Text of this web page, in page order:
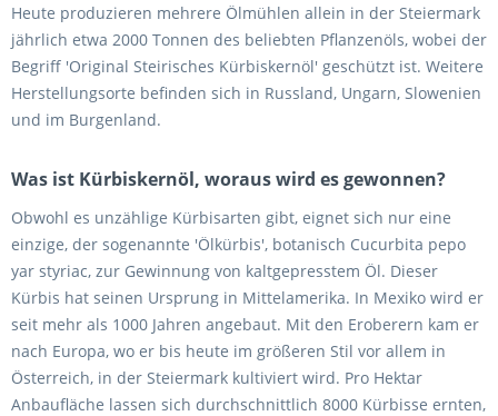
Heute produzieren mehrere Ölmühlen allein in der Steiermark
jährlich etwa 2000 Tonnen des beliebten Pflanzenöls, wobei der
Begriff 'Original Steirisches Kürbiskernöl' geschützt ist. Weitere
Herstellungsorte befinden sich in Russland, Ungarn, Slowenien
und im Burgenland.
Was ist Kürbiskernöl, woraus wird es gewonnen?
Obwohl es unzählige Kürbisarten gibt, eignet sich nur eine
einzige, der sogenannte 'Ölkürbis', botanisch Cucurbita pepo
yar styriac, zur Gewinnung von kaltgepresstem Öl. Dieser
Kürbis hat seinen Ursprung in Mittelamerika. In Mexiko wird er
seit mehr als 1000 Jahren angebaut. Mit den Eroberern kam er
nach Europa, wo er bis heute im größeren Stil vor allem in
Österreich, in der Steiermark kultiviert wird. Pro Hektar
Anbaufläche lassen sich durchschnittlich 8000 Kürbisse ernten,